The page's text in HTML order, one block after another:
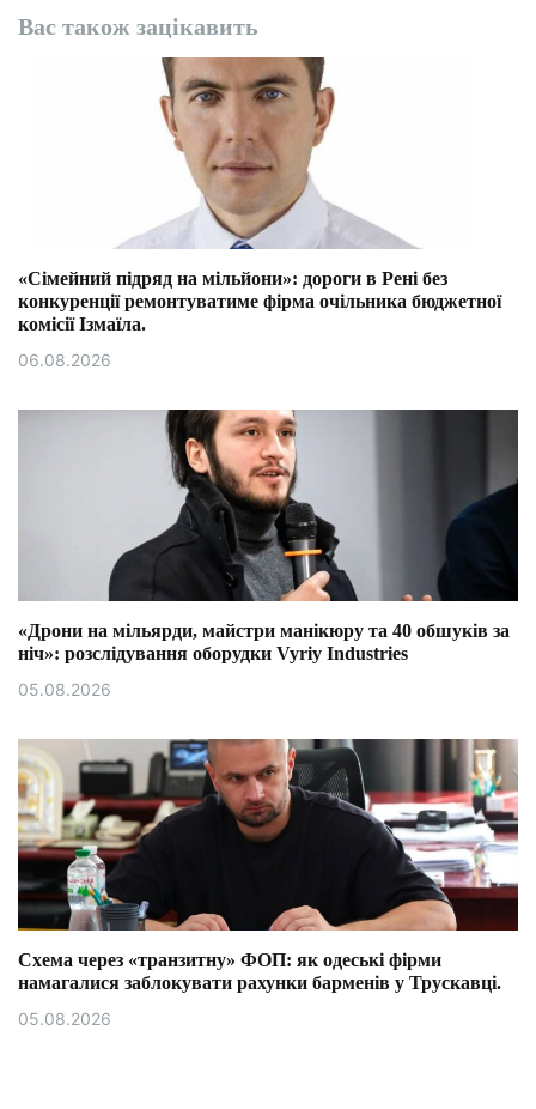
Вас також зацікавить
«Сімейний підряд на мільйони»: дороги в Рені без
конкуренції ремонтуватиме фірма очільника бюджетної
комісії Ізмаїла.
06.08.2026
«Дрони на мільярди, майстри манікюру та 40 обшуків за
ніч»: розслідування оборудки Vyriy Industries
05.08.2026
Схема через «транзитну» ФОП: як одеські фірми
намагалися заблокувати рахунки барменів у Трускавці.
05.08.2026